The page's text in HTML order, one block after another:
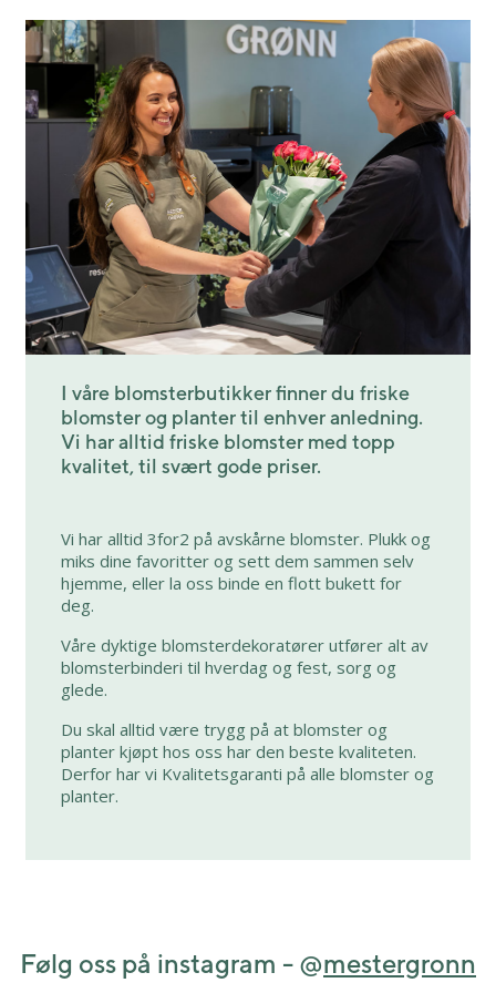
I våre blomsterbutikker finner du friske
blomster og planter til enhver anledning.
Vi har alltid friske blomster med topp
kvalitet, til svært gode priser.
Vi har alltid 3for2 på avskårne blomster. Plukk og
miks dine favoritter og sett dem sammen selv
hjemme, eller la oss binde en flott bukett for
deg.
Våre dyktige blomsterdekoratører utfører alt av
blomsterbinderi til hverdag og fest, sorg og
glede.
Du skal alltid være trygg på at blomster og
planter kjøpt hos oss har den beste kvaliteten.
Derfor har vi Kvalitetsgaranti på alle blomster og
planter.
Følg oss på instagram - @mestergronn